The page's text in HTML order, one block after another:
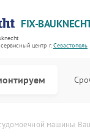
FIX-
центр г.Севастополь
машины